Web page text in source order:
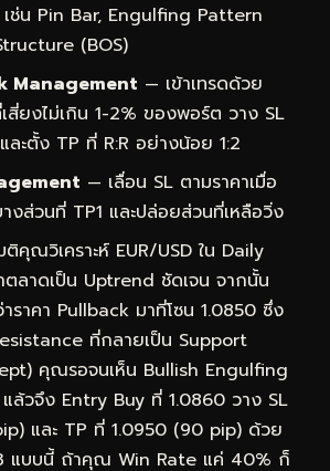
น Pin Bar, Engulfing Pattern
(BOS)
Management — เข้าเทรดด้วย
สี่ยงไม่เกิน 1-2% ของพอร์ต วาง SL
ละตั้ง TP ที่ R:R อย่างน้อย 1:2
— เลื่อน SL ตามราคาเมื่อ
งส่วนที่ TP1 และปล่อยส่วนที่เหลือวิ่ง
คุณวิเคราะห์ EUR/USD ใน Daily
ลาดเป็น Uptrend ชัดเจน จากนั้น
ราคา Pullback มาที่โซน 1.0850 ซึ่ง
ที่กลายเป็น Support
คุณรอจนเห็น Bullish Engulfing
ล้วจึง Entry Buy ที่ 1.0860 วาง SL
และ TP ที่ 1.0950 (90 pip) ด้วย
แบบนี้ ถ้าคุณ Win Rate แค่ 40% ก็